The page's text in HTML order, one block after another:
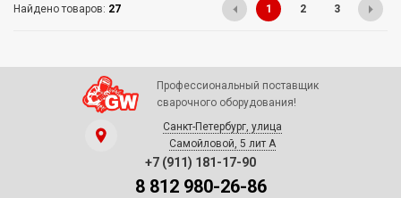
Найдено товаров: 27 1 2 3
Профессиональный поставщик
сварочного оборудования!
Санкт-Петербург, улица
Самойловой, 5 лит А
+7 (911) 181-17-90
8 812 980-26-86